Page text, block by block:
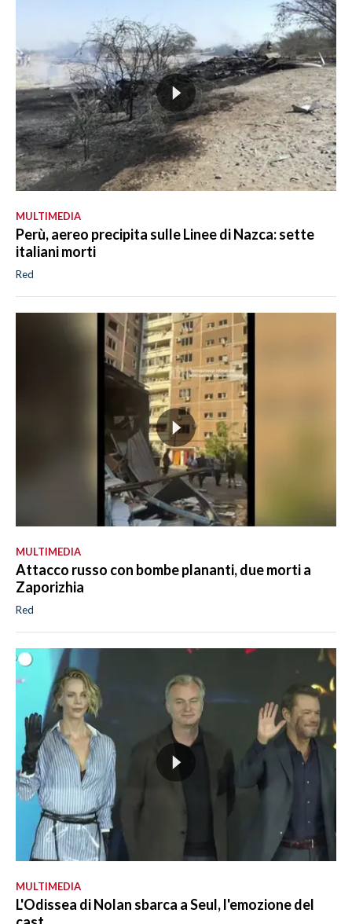
MULTIMEDIA
Perù, aereo precipita sulle Linee di Nazca: sette
italiani morti
Red
MULTIMEDIA
Attacco russo con bombe plananti, due morti a
Zaporizhia
Red
MULTIMEDIA
L'Odissea di Nolan sbarca a Seul, l'emozione del